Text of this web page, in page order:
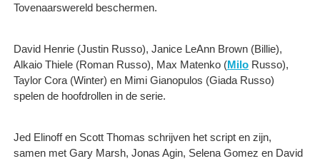
Tovenaarswereld beschermen.
David Henrie (Justin Russo), Janice LeAnn Brown (Billie),
Alkaio Thiele (Roman Russo), Max Matenko (Milo Russo),
Taylor Cora (Winter) en Mimi Gianopulos (Giada Russo)
spelen de hoofdrollen in de serie.
Jed Elinoff en Scott Thomas schrijven het script en zijn,
samen met Gary Marsh, Jonas Agin, Selena Gomez en David